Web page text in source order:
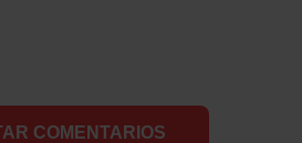
COMENTARIOS